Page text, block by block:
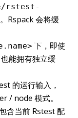
rstest-
Rspack 会将缓
下，即使
能拥有独立缓
的运行输入，
/ node 模式。
含当前 Rstest 配